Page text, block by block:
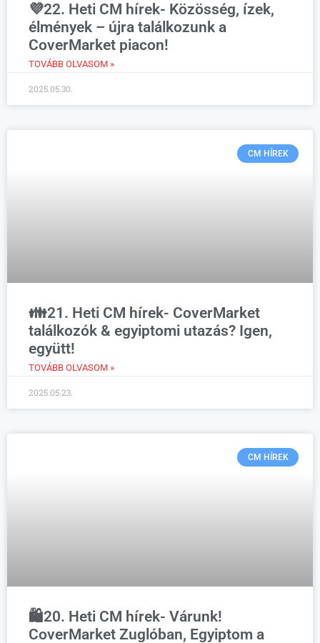
💜22. Heti CM hírek- Közösség, ízek,
élmények – újra találkozunk a
CoverMarket piacon!
TOVÁBB OLVASOM »
2025.05.30.
CM HÍREK
👪21. Heti CM hírek- CoverMarket
találkozók & egyiptomi utazás? Igen,
együtt!
TOVÁBB OLVASOM »
2025.05.23.
CM HÍREK
🛍️20. Heti CM hírek- Várunk!
CoverMarket Zuglóban, Egyiptom a